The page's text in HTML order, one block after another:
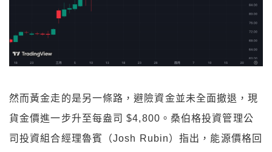
然而黃金走的是另一條路，避險資金並未全面撤退，現
貨金價進一步升至每盎司 $4,800。桑伯格投資管理公
司投資組合經理魯賓（Josh Rubin）指出，能源價格回